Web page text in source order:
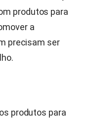
produtos para
a
precisam ser
produtos para